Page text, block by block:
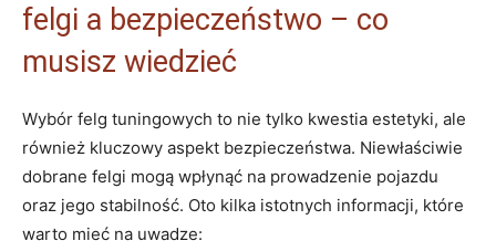
felgi a bezpieczeństwo – co
musisz wiedzieć
Wybór felg tuningowych to nie tylko kwestia estetyki, ale
również kluczowy aspekt bezpieczeństwa. Niewłaściwie
dobrane felgi mogą wpłynąć na prowadzenie pojazdu
oraz jego stabilność. Oto kilka istotnych informacji, które
warto mieć na uwadze: